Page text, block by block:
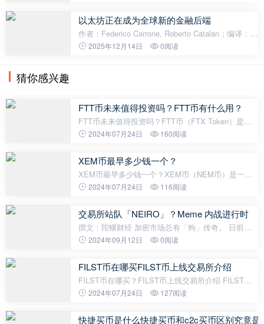
布 CDP 钱包，底层基于 TEE 技
以太坊正在成为全球新的金融后端
作者：Federico Carrone, Roberto Catalan；编译：
Block unicorn以太坊正在崛起，成为一种通用的金融
2025年12月14日 0阅读
猜你感兴趣
FTT币未来值得投资吗？FTT币有什么用？
FTT币未来值得投资吗？FTT币（FTX Token）是由
FTX交易所发行的一种加密货币。考虑到投资的风险
将从以下几个方面探讨FTT币的投资潜力
2024年07月24日 160阅读
XEM币最早多少钱一个？
XEM币最早多少钱一个？XEM币（NEM币）是一种
基于区块链技术的加密数字货币，于2015年正式发
新特性和强大的功能，在加密货币市场中引起了
2024年07月24日 116阅读
交易所站队「NEIRO」？Meme 内战进行时
撰文：陀螺财经 加密市场总有「狗」传奇。 日前，
此前一度被称为新一代「狗狗币」的 NEIRO合约被
NEIRO 迅速暴涨超 6 倍。而这一上线，也
2024年09月12日 0阅读
FILST币在哪买FILST币上线交易所介绍
FILST币在哪买？FILST币上线交易所介绍 FILST币
是一种加密数字货币，它的目标是构建一个去中心化
会想知道在哪里可以购买它。在
2024年07月24日 127阅读
快捷买币是什么快捷买币和c2c买币区别究竟是